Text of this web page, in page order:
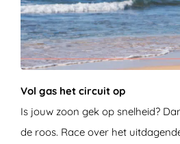
Vol gas het circuit op
Is jouw zoon gek op snelheid?
de roos. Race over het